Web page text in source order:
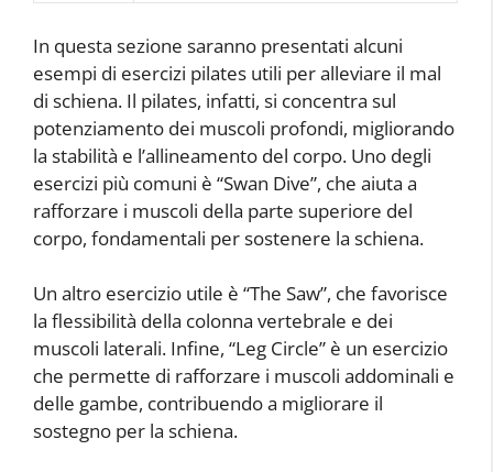
In questa sezione saranno presentati alcuni
esempi di esercizi pilates utili per alleviare il mal
di schiena. Il pilates, infatti, si concentra sul
potenziamento dei muscoli profondi, migliorando
la stabilità e l’allineamento del corpo. Uno degli
esercizi più comuni è “Swan Dive”, che aiuta a
rafforzare i muscoli della parte superiore del
corpo, fondamentali per sostenere la schiena.
Un altro esercizio utile è “The Saw”, che favorisce
la flessibilità della colonna vertebrale e dei
muscoli laterali. Infine, “Leg Circle” è un esercizio
che permette di rafforzare i muscoli addominali e
delle gambe, contribuendo a migliorare il
sostegno per la schiena.